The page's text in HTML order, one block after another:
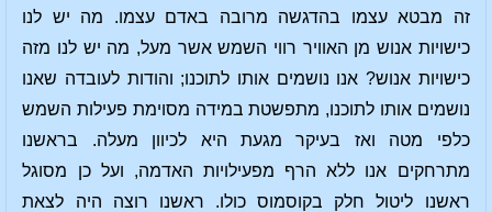
זה מבטא עצמו בהדגשה מרובה באדם עצמו. מה יש לנו
כישויות אנוש מן האוויר רווי השמש אשר מעל, מה יש לנו מזה
כישויות אנוש? אנו נושמים אותו לתוכנו; והודות לעובדה שאנו
נושמים אותו לתוכנו, מתפשטת במידה מסוימת פעילות השמש
כלפי מטה ואז בעיקר מגעת היא לכיוון מעלה. בראשנו
מתרחקים אנו ללא הרף מפעילויות האדמה, ועל כן מסוגל
ראשנו ליטול חלק בקוסמוס כולו. ראשנו רוצה היה לצאת